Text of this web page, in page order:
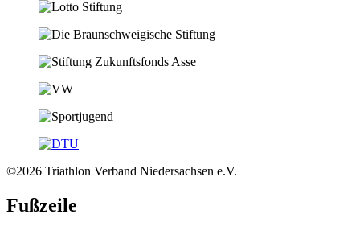
©2026 Triathlon Verband Niedersachsen e.V.
Fußzeile